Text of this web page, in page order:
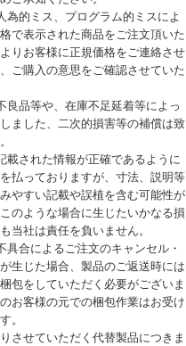
為的ミス、プログラム的ミスによ
で表示された商品をご注文頂いた
りお客様に正規価格をご連絡させ
ご購入の意思をご確認させていた
良品等や、在庫不足延着等によっ
ました、二次的損害等の補償は致
載された情報が正確であるように
払っておりますが、寸法、説明等
やすい記載や誤植を含む可能性が
のような場合に生じたいかなる損
当社は責任を負いません。
具合によるご注文のキャンセル・
生じた場合、製品のご返送時には
包をしていただく必要がございま
お客様の元での梱包作業はお受け
。
させていただく代替製品につきま